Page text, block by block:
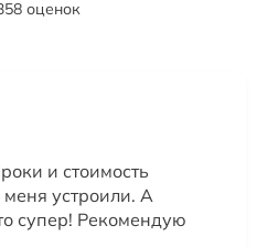
оценок
и стоимость
устроили. А
супер! Рекомендую